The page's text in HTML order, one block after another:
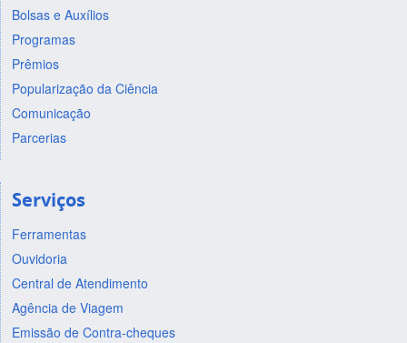
Bolsas e Auxílios
Programas
Prêmios
Popularização da Ciência
Comunicação
Parcerias
Serviços
Ferramentas
Ouvidoria
Central de Atendimento
Agência de Viagem
Emissão de Contra-cheques